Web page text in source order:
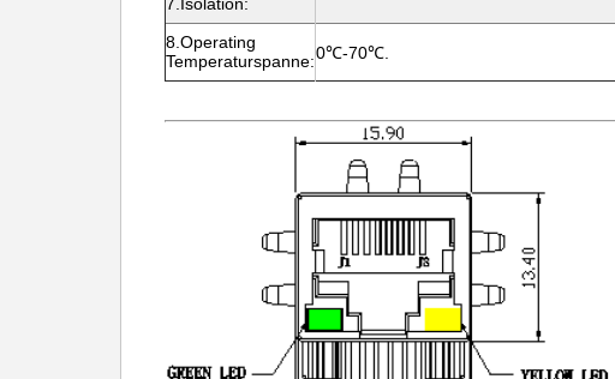
8.Operating
Temperaturspanne:0℃-70℃.